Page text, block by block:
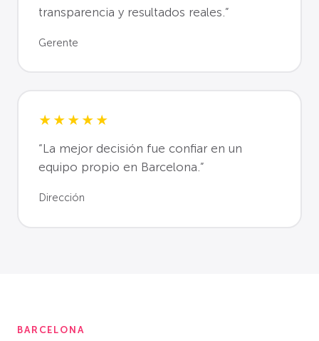
transparencia y resultados reales.”
Gerente
★★★★★
“La mejor decisión fue confiar en un
equipo propio en Barcelona.”
Dirección
BARCELONA